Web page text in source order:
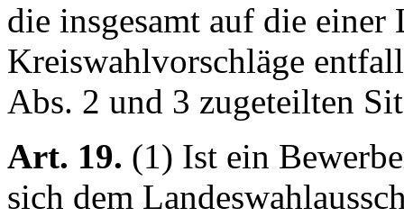
die insgesamt auf die einer
Kreiswahlvorschläge
Abs. 2 und 3 zugeteilten
Art. 19. (1) Ist ein
sich dem